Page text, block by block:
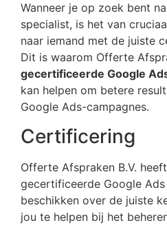
Wanneer je op zoek bent
specialist, is het van
naar iemand met de juiste
Dit is waarom Offerte
gecertificeerde Google
kan helpen om betere
Google Ads-campagnes.
Certificering
Offerte Afspraken B.V.
gecertificeerde Google
beschikken over de juiste
jou te helpen bij het